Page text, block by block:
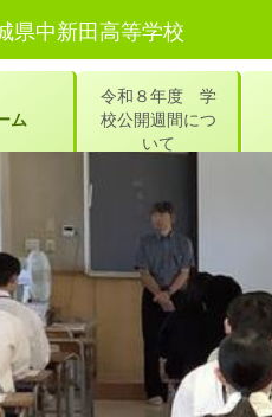
県中新田高等学校
ム
令和８年度 学
校公開週間につ
いて
e
v
i
o
u
s